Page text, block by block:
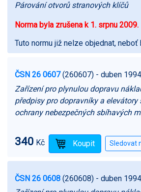
Párování otvorů stranových klíčů
Norma byla zrušena k 1. srpnu 2009.
Tuto normu již nelze objednat, neboť
ČSN 26 0607(260607) - duben 1994
Zařízení pro plynulou dopravu
předpisy pro dopravníky a elevátory
ochrany nebezpečných sbíhavých
340 Kč
ČSN 26 0608 (260608) - duben 1994